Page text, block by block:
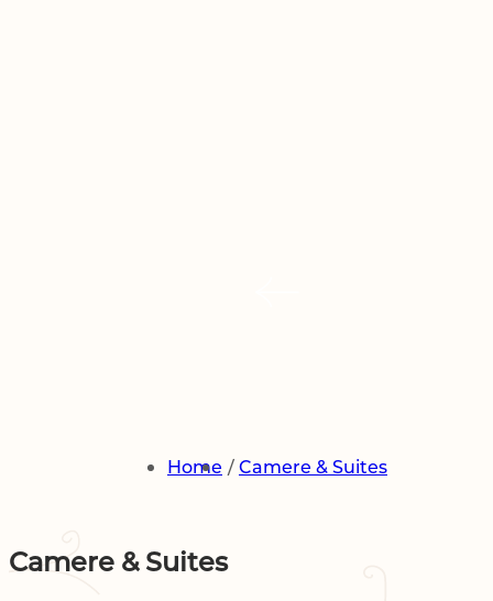
Home Camere & Suites
Camere & Suites